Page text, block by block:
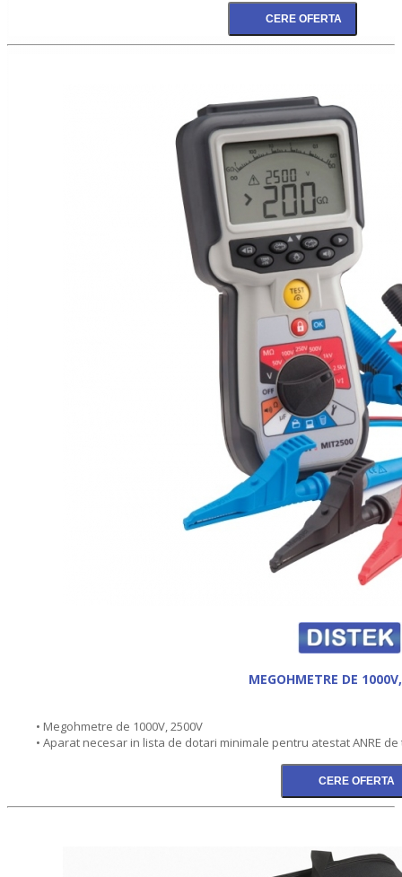
MEGOHMETRE DE
• Megohmetre de 1000V, 2500V
• Aparat necesar in lista de dotari minimale pentru atestat ANRE de